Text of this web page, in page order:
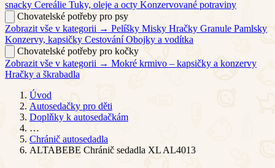
snacky Cereálie Tuky, oleje a octy Konzervované potraviny
Chovatelské potřeby pro psy
Zobrazit vše v kategorii → Pelíšky Misky Hračky Granule Pamlsky
Konzervy, kapsičky Cestování Obojky a vodítka
Chovatelské potřeby pro kočky
Zobrazit vše v kategorii → Mokré krmivo – kapsičky a konzervy
Hračky a škrabadla
Úvod
Autosedačky pro děti
Doplňky k autosedačkám
…
Chránič autosedadla
ALTABEBE Chránič sedadla XL AL4013